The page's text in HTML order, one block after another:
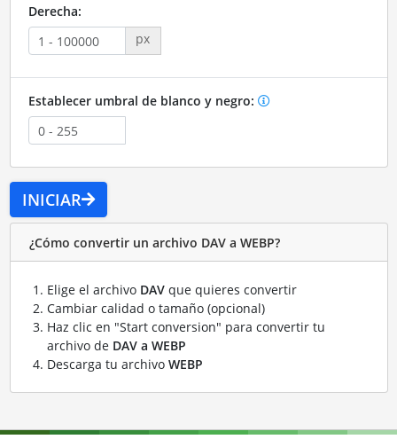
Derecha:
px
Establecer umbral de blanco y negro:
INICIAR
¿Cómo convertir un archivo DAV a WEBP?
Elige el archivo DAVque quieres convertir
Cambiar calidad o tamaño (opcional)
Haz clic en "Start conversion" para convertir tu
archivo de DAV a WEBP
Descarga tu archivo WEBP